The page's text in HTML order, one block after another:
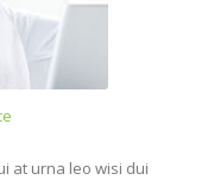
at urna leo wisi dui